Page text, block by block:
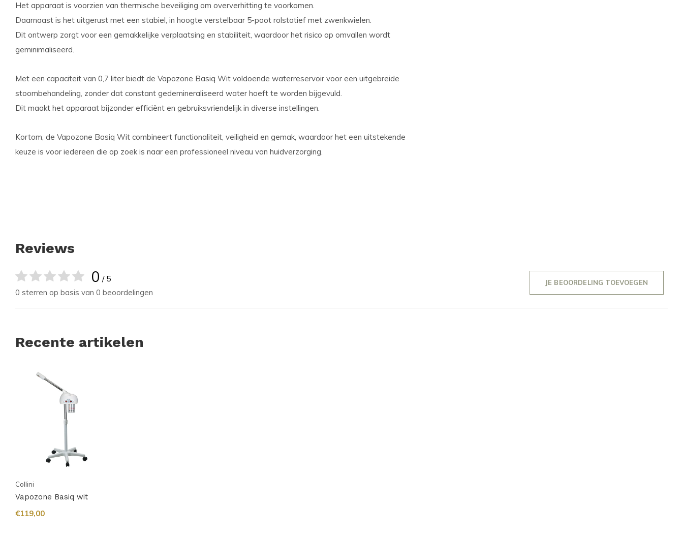
Het apparaat is voorzien van thermische beveiliging om oververhitting te voorkomen.
Daarnaast is het uitgerust met een stabiel, in hoogte verstelbaar 5-poot rolstatief met zwenkwielen.
Dit ontwerp zorgt voor een gemakkelijke verplaatsing en stabiliteit, waardoor het risico op omvallen wordt
geminimaliseerd.
Met een capaciteit van 0,7 liter biedt de Vapozone Basiq Wit voldoende waterreservoir voor een uitgebreide
stoombehandeling, zonder dat constant gedemineraliseerd water hoeft te worden bijgevuld.
Dit maakt het apparaat bijzonder efficiënt en gebruiksvriendelijk in diverse instellingen.
Kortom, de Vapozone Basiq Wit combineert functionaliteit, veiligheid en gemak, waardoor het een uitstekende
keuze is voor iedereen die op zoek is naar een professioneel niveau van huidverzorging.
Reviews
0 / 5
0 sterren op basis van 0 beoordelingen
JE BEOORDELING TOEVOEGEN
Recente artikelen
Collini
Vapozone Basiq wit
€119,00